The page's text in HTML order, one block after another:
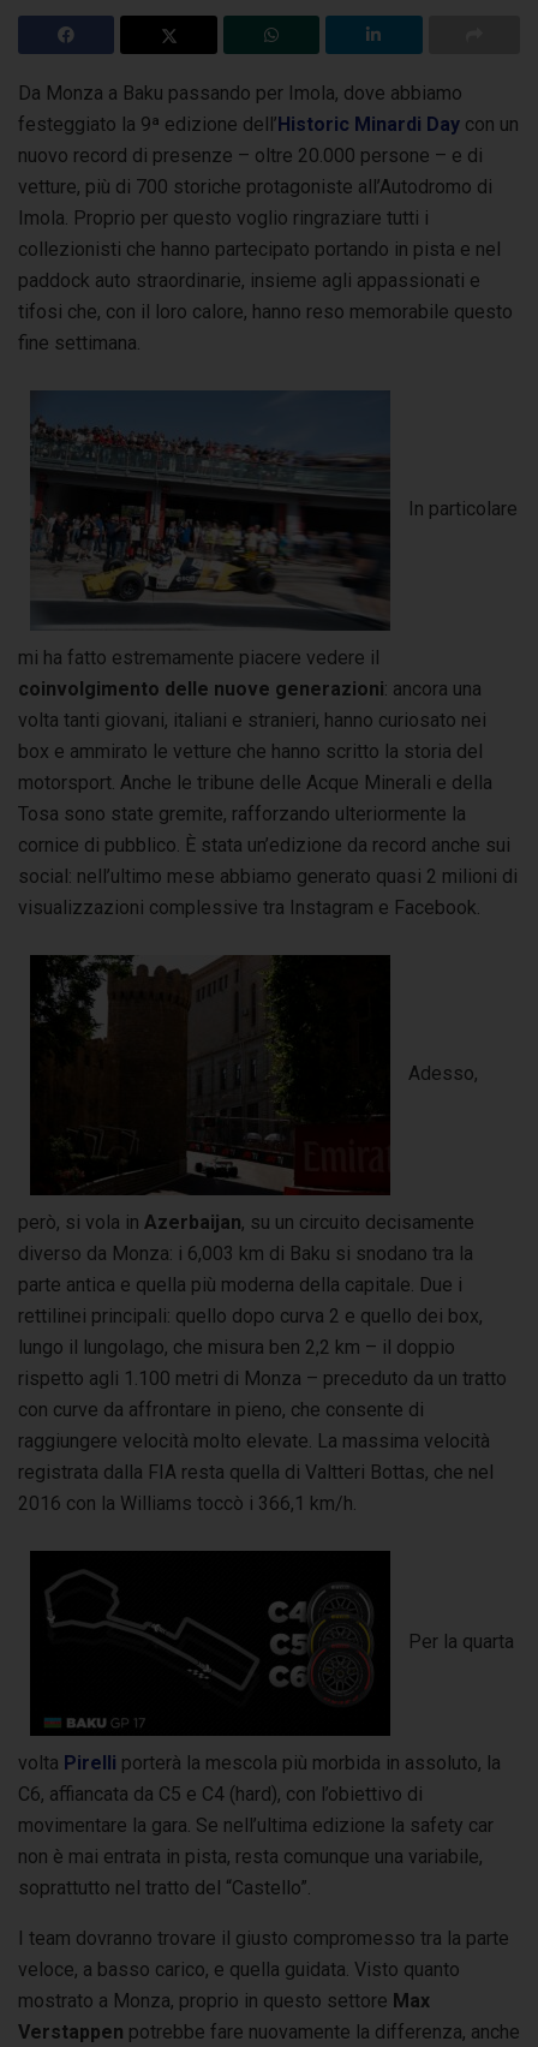
Da Monza a Baku passando per Imola, dove abbiamo
festeggiato la 9ª edizione dell’Historic Minardi Day con un
nuovo record di presenze – oltre 20.000 persone – e di
vetture, più di 700 storiche protagoniste all’Autodromo di
Imola. Proprio per questo voglio ringraziare tutti i
collezionisti che hanno partecipato portando in pista e nel
paddock auto straordinarie, insieme agli appassionati e
tifosi che, con il loro calore, hanno reso memorabile questo
fine settimana.
In particolare
mi ha fatto estremamente piacere vedere il
coinvolgimento delle nuove generazioni: ancora una
volta tanti giovani, italiani e stranieri, hanno curiosato nei
box e ammirato le vetture che hanno scritto la storia del
motorsport. Anche le tribune delle Acque Minerali e della
Tosa sono state gremite, rafforzando ulteriormente la
cornice di pubblico. È stata un’edizione da record anche sui
social: nell’ultimo mese abbiamo generato quasi 2 milioni di
visualizzazioni complessive tra Instagram e Facebook.
Adesso,
però, si vola in Azerbaijan, su un circuito decisamente
diverso da Monza: i 6,003 km di Baku si snodano tra la
parte antica e quella più moderna della capitale. Due i
rettilinei principali: quello dopo curva 2 e quello dei box,
lungo il lungolago, che misura ben 2,2 km – il doppio
rispetto agli 1.100 metri di Monza – preceduto da un tratto
con curve da affrontare in pieno, che consente di
raggiungere velocità molto elevate. La massima velocità
registrata dalla FIA resta quella di Valtteri Bottas, che nel
2016 con la Williams toccò i 366,1 km/h.
Per la quarta
volta Pirelli porterà la mescola più morbida in assoluto, la
C6, affiancata da C5 e C4 (hard), con l’obiettivo di
movimentare la gara. Se nell’ultima edizione la safety car
non è mai entrata in pista, resta comunque una variabile,
soprattutto nel tratto del “Castello”.
I team dovranno trovare il giusto compromesso tra la parte
veloce, a basso carico, e quella guidata. Visto quanto
mostrato a Monza, proprio in questo settore Max
Verstappen potrebbe fare nuovamente la differenza, anche